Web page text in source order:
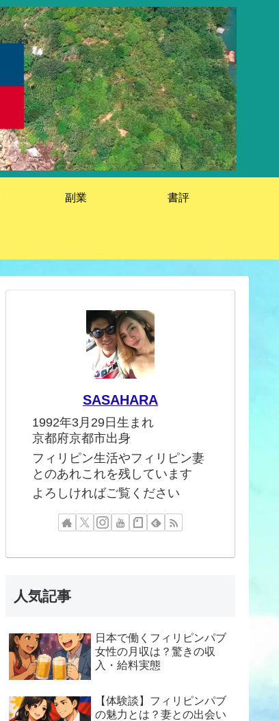
副業 書評
SASAHARA
1992年3月29日生まれ
京都府京都市出身
フィリピン生活やフィリピン妻
とのあれこれを残しています
よろしければご覧ください
人気記事
日本で働くフィリピンパブ
女性の月収は？驚きの収
入・給料実態
【体験談】フィリピンパブ
の魅力とは？妻との出会い